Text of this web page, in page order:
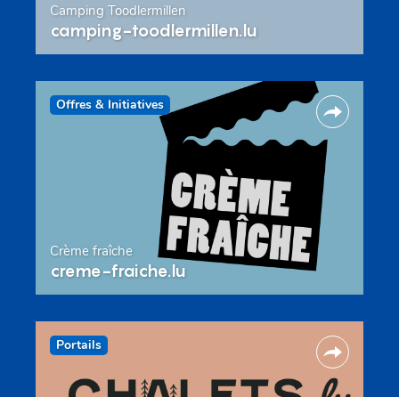
Camping Toodlermillen
camping-toodlermillen.lu
Offres & Initiatives
Crème fraîche
creme-fraiche.lu
Portails